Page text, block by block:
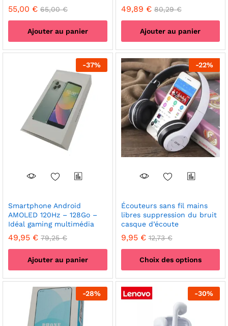
55,00 € 65,00€
Ajouter au panier
49,89 € 80,29€
Ajouter au panier
-37%
Smartphone Android
AMOLED 120Hz – 128Go –
Idéal gaming multimédia
49,95 € 79,25€
Ajouter au panier
-22%
Écouteurs sans fil mains
libres suppression du bruit
casque d’écoute
9,95 € 12,73€
Choix des options
produit
a
-28% -30%